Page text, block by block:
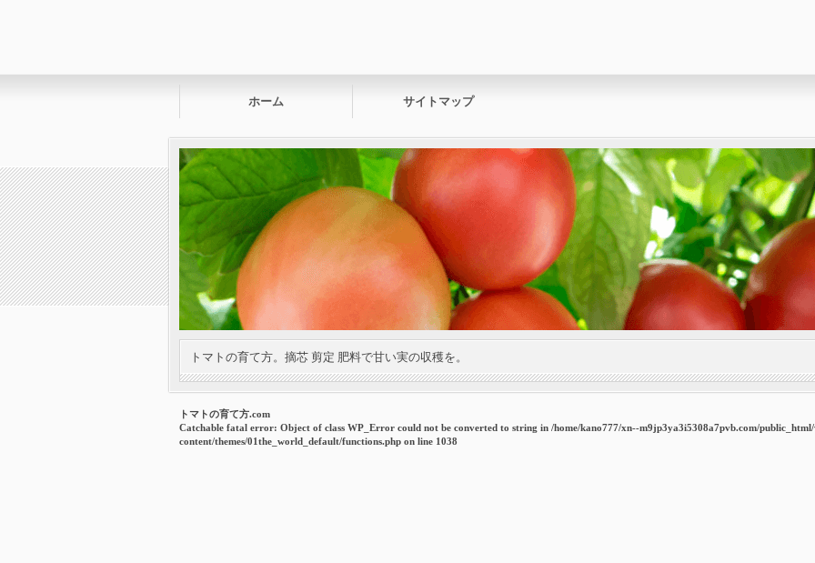
ホーム サイトマップ
トマトの育て方。摘芯 剪定 肥料で甘い実の収穫を。
トマトの育て方.com
Catchable fatal error: Object of class WP_Error could not be converted to string in /home/kano777/xn--m9jp3ya3i5308a7pvb.com/
content/themes/01the_world_default/functions.php on line 1038